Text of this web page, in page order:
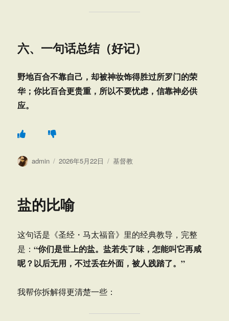
六、一句话总结（好记）
野地百合不靠自己，却被神妆饰得胜过所罗门的荣
华；你比百合更贵重，所以不要忧虑，信靠神必供
应。
作
admin
发
2026年5月22日
分
基督教
盐的比喻
这句话是《圣经・马太福音》里的经典教导，完整
是：“你们是世上的盐。盐若失了味，怎能叫它再咸
呢？以后无用，不过丢在外面，被人践踏了。”
我帮你拆解得更清楚一些：